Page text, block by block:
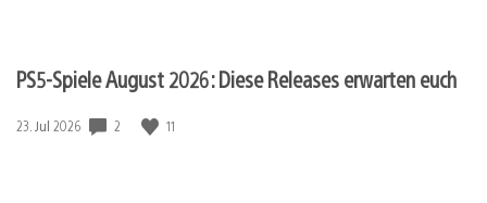
PS5-Spiele August 2026: Diese Releases erwarten euch
Veröffentlichungsdatum:
23. Jul 2026 2 11